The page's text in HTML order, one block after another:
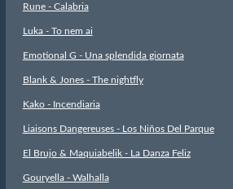
Rune - Calabria
Luka - To nem ai
Emotional G - Una splendida giornata
Blank & Jones - The nightfly
Kako - Incendiaria
Liaisons Dangereuses - Los Niños Del Parque
El Brujo & Maquiabelik - La Danza Feliz
Gouryella - Walhalla